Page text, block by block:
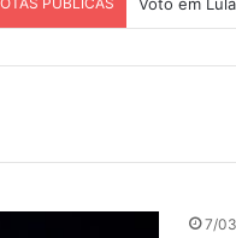
7/